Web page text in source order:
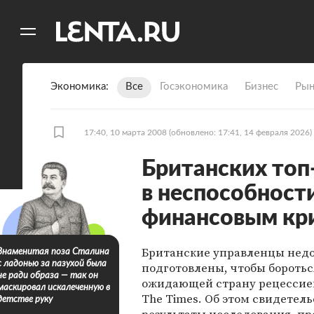
Экономика Все Госэкономика Бизнес
17:40, 10 марта 2008 (обновлено: 17:41, 14 февраля 2026)
Британских
в
финансовым
Британские управленцы
подготовлены, чтобы
ожидающей страну
The Times. Об этом
поза Сталина
ладонью за пазухой была
ради образа — так он
искалеченную в
руку